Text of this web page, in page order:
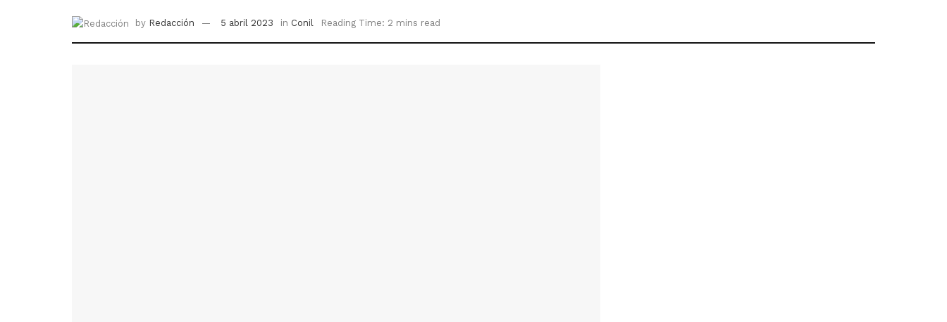
by Redacción 5 abril 2023 in Conil Reading Time: 2 mins read